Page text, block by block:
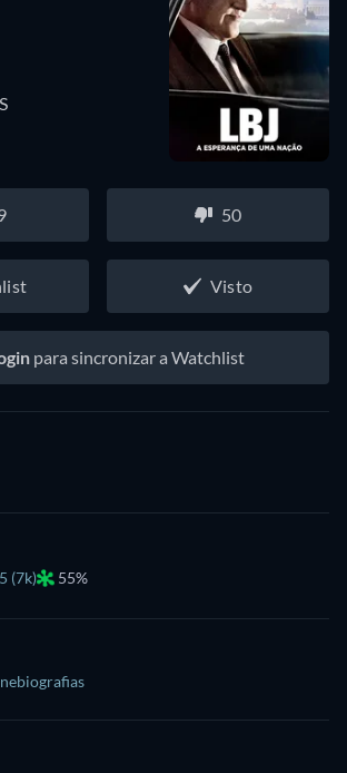
50
Visto
para sincronizar a Watchlist
(7k) 55%